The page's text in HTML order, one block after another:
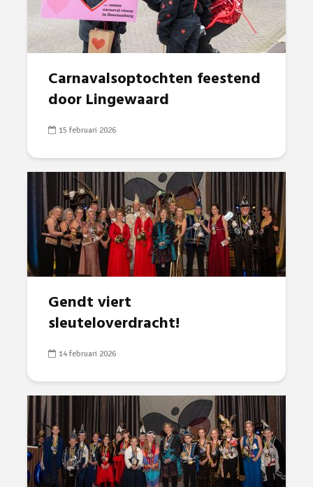
Carnavalsoptochten feestend
door Lingewaard
15 februari 2026
Gendt viert
sleuteloverdracht!
14 februari 2026